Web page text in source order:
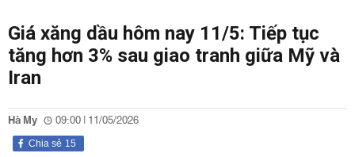
Giá xăng dầu hôm nay 11/5: Tiếp tục
tăng hơn 3% sau giao tranh giữa Mỹ và
Iran
Hà My 09:00 | 11/05/2026
15
Chia sẻ